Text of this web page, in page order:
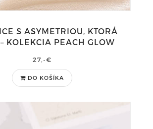
S ASYMETRIOU, KTORÁ
KOLEKCIA PEACH GLOW
27,-€
DO KOŠÍKA